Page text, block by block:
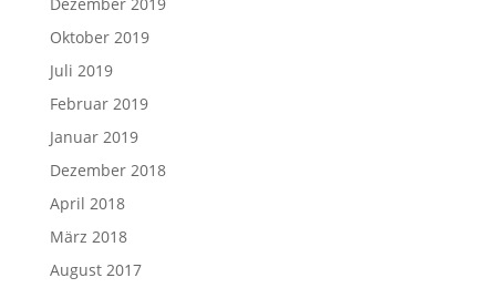
Oktober 2019
Juli 2019
Februar 2019
Januar 2019
Dezember 2018
April 2018
März 2018
August 2017